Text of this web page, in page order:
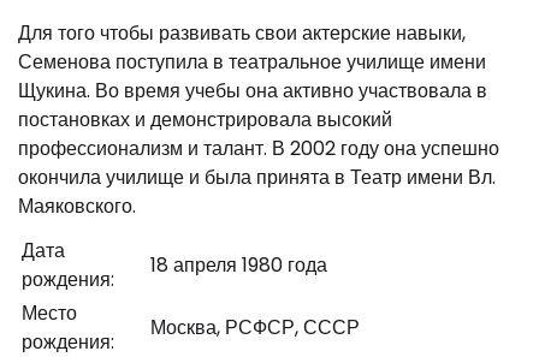
Для того чтобы развивать свои актерские навыки,
Семенова поступила в театральное училище имени
Щукина. Во время учебы она активно участвовала в
постановках и демонстрировала высокий
профессионализм и талант. В 2002 году она успешно
окончила училище и была принята в Театр имени Вл.
Маяковского.
Дата
рождения:
18 апреля 1980 года
Место
рождения:
Москва, РСФСР, СССР